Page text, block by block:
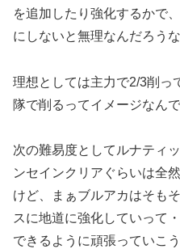
を追加したり強化するかで
にしないと無理なんだろう
理想としては主力で2/3削っ
隊で削るってイメージなん
次の難易度としてルナティ
ンセインクリアぐらいは全
けど、まぁブルアカはそも
スに地道に強化していって
できるように頑張っていこ